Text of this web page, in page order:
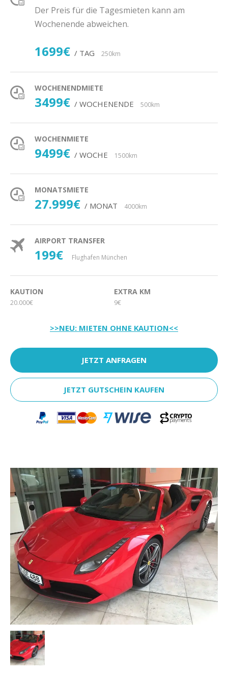
Der Preis für die Tagesmieten kann am
Wochenende abweichen.
1699€ / TAG 250km
WOCHENENDMIETE
3499€ / WOCHENENDE 500km
WOCHENMIETE
9499€ / WOCHE 1500km
MONATSMIETE
27.999€ / MONAT 4000km
AIRPORT TRANSFER
199€ Flughafen München
KAUTION
20.000€
EXTRA KM
9€
>>NEU: MIETEN OHNE KAUTION<<
JETZT ANFRAGEN
JETZT GUTSCHEIN KAUFEN